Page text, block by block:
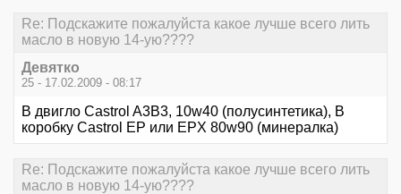
Re: Подскажите пожалуйста какое лучше всего лить
масло в новую 14-ую????
Девятко
25 - 17.02.2009 - 08:17
В двигло Castrol A3B3, 10w40 (полусинтетика), В
коробку Castrol EP или EPX 80w90 (минералка)
Re: Подскажите пожалуйста какое лучше всего лить
масло в новую 14-ую????